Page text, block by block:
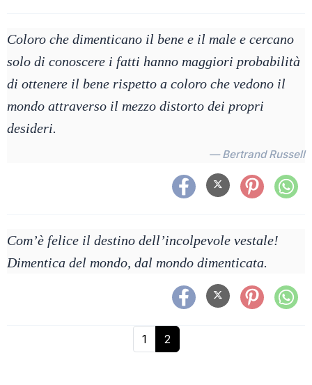
Coloro che dimenticano il bene e il male e cercano
solo di conoscere i fatti hanno maggiori probabilità
di ottenere il bene rispetto a coloro che vedono il
mondo attraverso il mezzo distorto dei propri
desideri.
— Bertrand Russell
Com’è felice il destino dell’incolpevole vestale!
Dimentica del mondo, dal mondo dimenticata.
1 2